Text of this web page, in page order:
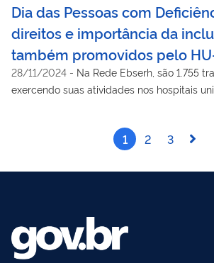
Dia das Pessoas com
direitos e importância da
também promovidos pelo
28/11/2024 - Na Rede Ebserh, são 1.755
exercendo suas atividades nos hospitais
1 2 3